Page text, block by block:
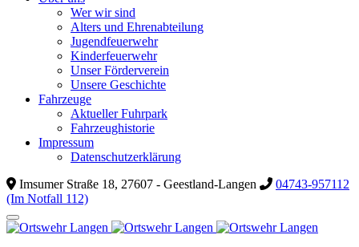
Wer wir sind
Alters und Ehrenabteilung
Jugendfeuerwehr
Kinderfeuerwehr
Unser Förderverein
Unsere Geschichte
Fahrzeuge
Aktueller Fuhrpark
Fahrzeughistorie
Impressum
Datenschutzerklärung
Imsumer Straße 18, 27607 - Geestland-Langen
04743-957112
(Im Notfall 112)